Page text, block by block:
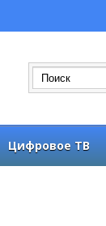
Цифровое ТВ